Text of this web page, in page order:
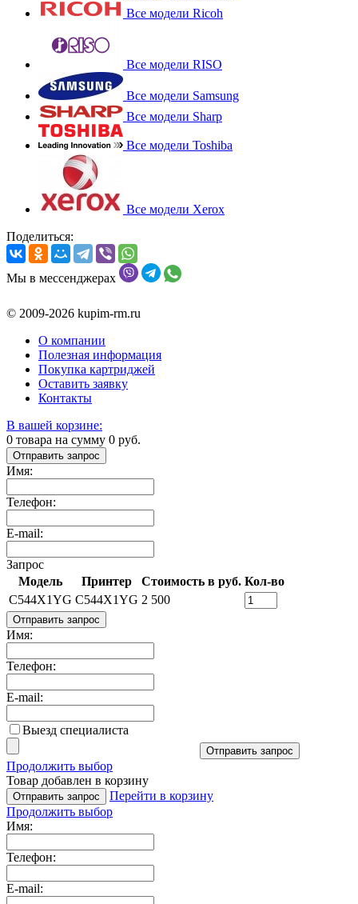
Все модели Ricoh
Все модели RISO
Все модели Samsung
Все модели Sharp
Все модели Toshiba
Все модели Xerox
Поделиться:
Мы в мессенджерах
© 2009-2026 kupim-rm.ru
О компании
Полезная информация
Покупка картриджей
Оставить заявку
Контакты
В вашей корзине:
0 товара на сумму 0 руб.
Отправить запрос
Имя:
Телефон:
E-mail:
Запрос
Модель
Принтер Стоимость в руб. Кол-во
C544X1YG C544X1YG 2 500
Отправить запрос
Имя:
Телефон:
E-mail:
Выезд специалиста
Отправить запрос
Продолжить выбор
Товар добавлен в корзину
Отправить запрос
Перейти в корзину
Продолжить выбор
Имя:
Телефон:
E-mail: